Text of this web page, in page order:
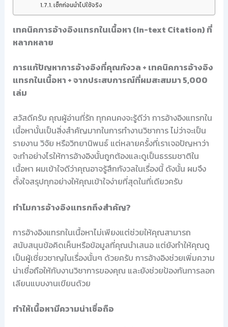
เช็กก่อนนำไปใช้จริง
เทคนิคการอ้างอิงแทรกในเนื้อหา (In-text Citation) ที่
หลากหลาย
การแก้ปัญหาการอ้างอิงที่คุณกังวล + เทคนิคการอ้างอิง
แทรกในเนื้อหา + จากประสบการณ์ที่ผมสะสมมา 5,000
เล่ม
สวัสดีครับ คุณผู้อ่านที่รัก ทุกคนคงจะรู้ดีว่า การอ้างอิงแทรกใน
เนื้อหานั้นเป็นสิ่งสำคัญมากในการทำงานวิชาการ ไม่ว่าจะเป็น
รายงาน วิจัย หรือวิทยานิพนธ์ แต่หลายครั้งที่เราเจอปัญหาว่า
จะทำอย่างไรให้การอ้างอิงนั้นถูกต้องและดูเป็นธรรมชาติใน
เนื้อหา ผมเข้าใจดีว่าคุณอาจรู้สึกกังวลในเรื่องนี้ ดังนั้น ผมจึง
ตั้งใจสรุปทุกอย่างให้คุณเข้าใจง่ายที่สุดในที่เดียวครับ
ทำไมการอ้างอิงแทรกถึงสำคัญ?
การอ้างอิงแทรกในเนื้อหาไม่เพียงแต่ช่วยให้คุณสามารถ
สนับสนุนข้อคิดเห็นหรือข้อมูลที่คุณนำเสนอ แต่ยังทำให้คุณดู
เป็นผู้เชี่ยวชาญในเรื่องนั้นๆ ด้วยครับ การอ้างอิงช่วยเพิ่มความ
น่าเชื่อถือให้กับงานวิชาการของคุณ และยังช่วยป้องกันการลอก
เลียนแบบงานเขียนด้วย
ทำให้เนื้อหามีความน่าเชื่อถือ